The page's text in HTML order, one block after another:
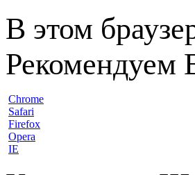
В этом
Рекомендуем
Chrome
Safari
Firefox
Opera
IE